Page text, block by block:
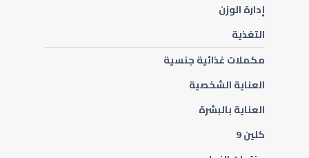
إدارة الوزن
التغذية
مكملات غذائية جنسية
العناية الشخصية
العناية بالبشرة
كلين 9